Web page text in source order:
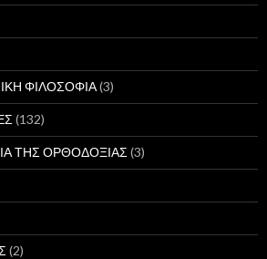
ΦΙΛΟΣΟΦΙΑ(3)
(132)
ΤΗΣ ΟΡΘΟΔΟΞΙΑΣ (3)
(2)